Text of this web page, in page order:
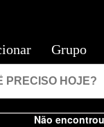
Não
Grupo